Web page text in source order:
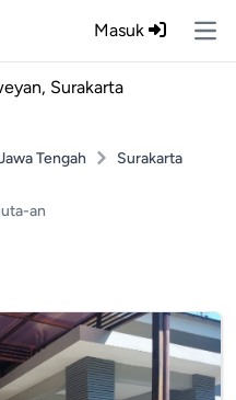
Masuk
Surakarta
Tengah
Surakarta
an